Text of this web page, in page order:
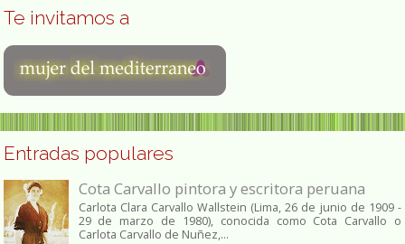
Te invitamos a
Entradas populares
Cota Carvallo pintora y escritora peruana
Carlota Clara Carvallo Wallstein (Lima, 26 de junio de 1909 -
29 de marzo de 1980), conocida como Cota Carvallo o
Carlota Carvallo de Nuñez,...